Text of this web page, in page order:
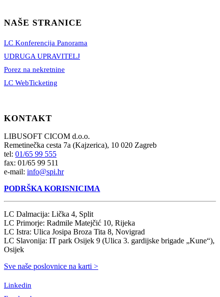
NAŠE STRANICE
LC Konferencija Panorama
UDRUGA UPRAVITELJ
Porez na nekretnine
LC WebTicketing
KONTAKT
LIBUSOFT CICOM d.o.o.
Remetinečka cesta 7a (Kajzerica), 10 020 Zagreb
tel: 01/65 99 555
fax: 01/65 99 511
e-mail: info@spi.hr
PODRŠKA KORISNICIMA
LC Dalmacija: Lička 4, Split
LC Primorje: Radmile Matejčić 10, Rijeka
LC Istra: Ulica Josipa Broza Tita 8, Novigrad
LC Slavonija: IT park Osijek 9 (Ulica 3. gardijske brigade „Kune“),
Osijek
Sve naše poslovnice na karti >
Linkedin